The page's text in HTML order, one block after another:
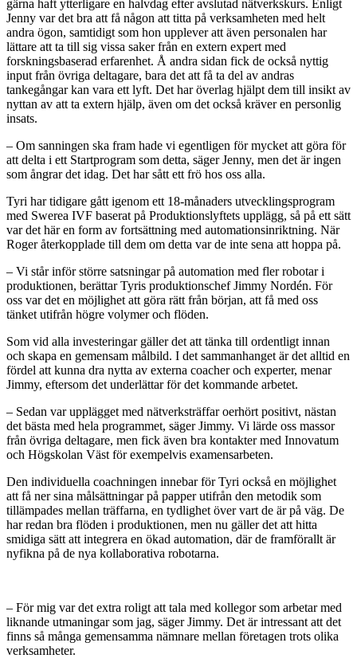
gärna haft ytterligare en halvdag efter avslutad nätverkskurs. Enligt
Jenny var det bra att få någon att titta på verksamheten med helt
andra ögon, samtidigt som hon upplever att även personalen har
lättare att ta till sig vissa saker från en extern expert med
forskningsbaserad erfarenhet. Å andra sidan fick de också nyttig
input från övriga deltagare, bara det att få ta del av andras
tankegångar kan vara ett lyft. Det har överlag hjälpt dem till insikt av
nyttan av att ta extern hjälp, även om det också kräver en personlig
insats.
– Om sanningen ska fram hade vi egentligen för mycket att göra för
att delta i ett Startprogram som detta, säger Jenny, men det är ingen
som ångrar det idag. Det har sått ett frö hos oss alla.
Tyri har tidigare gått igenom ett 18-månaders utvecklingsprogram
med Swerea IVF baserat på Produktionslyftets upplägg, så på ett sätt
var det här en form av fortsättning med automationsinriktning. När
Roger återkopplade till dem om detta var de inte sena att hoppa på.
– Vi står inför större satsningar på automation med fler robotar i
produktionen, berättar Tyris produktionschef Jimmy Nordén. För
oss var det en möjlighet att göra rätt från början, att få med oss
tänket utifrån högre volymer och flöden.
Som vid alla investeringar gäller det att tänka till ordentligt innan
och skapa en gemensam målbild. I det sammanhanget är det alltid en
fördel att kunna dra nytta av externa coacher och experter, menar
Jimmy, eftersom det underlättar för det kommande arbetet.
– Sedan var upplägget med nätverksträffar oerhört positivt, nästan
det bästa med hela programmet, säger Jimmy. Vi lärde oss massor
från övriga deltagare, men fick även bra kontakter med Innovatum
och Högskolan Väst för exempelvis examensarbeten.
Den individuella coachningen innebar för Tyri också en möjlighet
att få ner sina målsättningar på papper utifrån den metodik som
tillämpades mellan träffarna, en tydlighet över vart de är på väg. De
har redan bra flöden i produktionen, men nu gäller det att hitta
smidiga sätt att integrera en ökad automation, där de framförallt är
nyfikna på de nya kollaborativa robotarna.
– För mig var det extra roligt att tala med kollegor som arbetar med
liknande utmaningar som jag, säger Jimmy. Det är intressant att det
finns så många gemensamma nämnare mellan företagen trots olika
verksamheter.